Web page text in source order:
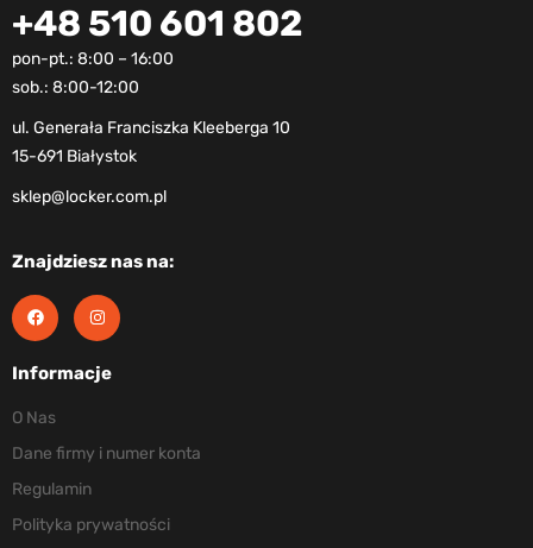
+48 510 601 802
pon-pt.: 8:00 – 16:00
sob.: 8:00-12:00
ul. Generała Franciszka Kleeberga 10
15-691 Białystok
sklep@locker.com.pl
Znajdziesz nas na:
Informacje
O Nas
Dane firmy i numer konta
Regulamin
Polityka prywatności